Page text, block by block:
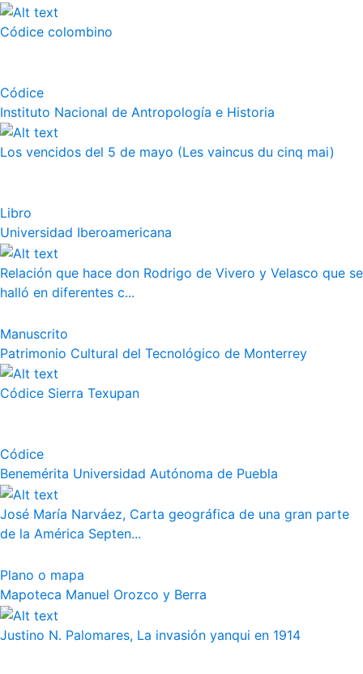
Códice colombino
Códice
Instituto Nacional de Antropología e Historia
Los vencidos del 5 de mayo (Les vaincus du cinq mai)
Libro
Universidad Iberoamericana
Relación que hace don Rodrigo de Vivero y Velasco que se
halló en diferentes c...
Manuscrito
Patrimonio Cultural del Tecnológico de Monterrey
Códice Sierra Texupan
Códice
Benemérita Universidad Autónoma de Puebla
José María Narváez, Carta geográfica de una gran parte
de la América Septen...
Plano o mapa
Mapoteca Manuel Orozco y Berra
Justino N. Palomares, La invasión yanqui en 1914